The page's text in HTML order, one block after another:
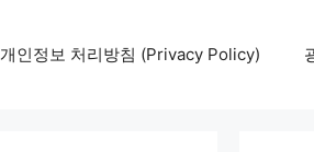
개인정보 처리방침 (Privacy Policy)